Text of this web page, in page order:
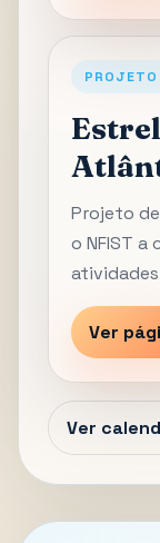
PROJETO
Projeto
o NFIST a
Ver
Ver